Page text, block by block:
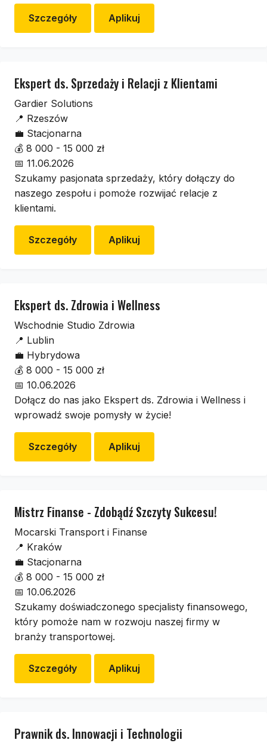
Szczegóły Aplikuj
Ekspert ds. Sprzedaży i Relacji z Klientami
Gardier Solutions
📍 Rzeszów
💼 Stacjonarna
💰 8 000 - 15 000 zł
📅 11.06.2026
Szukamy pasjonata sprzedaży, który dołączy do
naszego zespołu i pomoże rozwijać relacje z
klientami.
Szczegóły Aplikuj
Ekspert ds. Zdrowia i Wellness
Wschodnie Studio Zdrowia
📍 Lublin
💼 Hybrydowa
💰 8 000 - 15 000 zł
📅 10.06.2026
Dołącz do nas jako Ekspert ds. Zdrowia i Wellness i
wprowadź swoje pomysły w życie!
Szczegóły Aplikuj
Mistrz Finanse - Zdobądź Szczyty Sukcesu!
Mocarski Transport i Finanse
📍 Kraków
💼 Stacjonarna
💰 8 000 - 15 000 zł
📅 10.06.2026
Szukamy doświadczonego specjalisty finansowego,
który pomoże nam w rozwoju naszej firmy w
branży transportowej.
Szczegóły Aplikuj
Prawnik ds. Innowacji i Technologii